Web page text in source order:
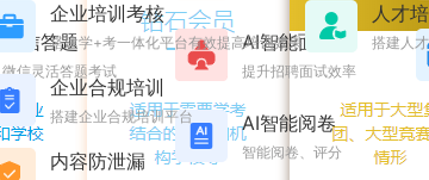
微信答题
微信灵活答题考试
AI智能面试
提升招聘面试效率
AI智能阅卷
智能阅卷、评分
企业培训考核
搭建学+考一体化平台有效提高培训效果
企业合规培训
搭建企业合规培训平台
内容防泄漏
人才
搭建人